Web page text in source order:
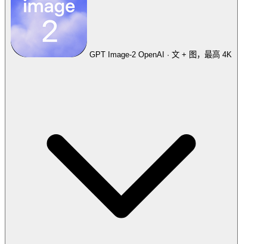
GPT Image-2 OpenAI · 文 + 图，最高 4K